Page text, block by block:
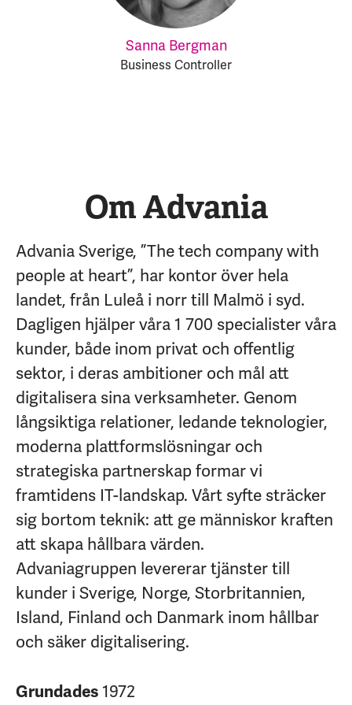
Sanna Bergman
Business Controller
Om Advania
Advania Sverige, ”The tech company with
people at heart”, har kontor över hela
landet, från Luleå i norr till Malmö i syd.
Dagligen hjälper våra 1 700 specialister våra
kunder, både inom privat och offentlig
sektor, i deras ambitioner och mål att
digitalisera sina verksamheter. Genom
långsiktiga relationer, ledande teknologier,
moderna plattformslösningar och
strategiska partnerskap formar vi
framtidens IT-landskap. Vårt syfte sträcker
sig bortom teknik: att ge människor kraften
att skapa hållbara värden.
Advaniagruppen levererar tjänster till
kunder i Sverige, Norge, Storbritannien,
Island, Finland och Danmark inom hållbar
och säker digitalisering.
Grundades1972